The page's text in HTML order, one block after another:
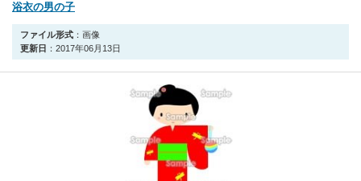
浴衣の男の子
ファイル形式 ：画像
更新日 ：2017年06月13日